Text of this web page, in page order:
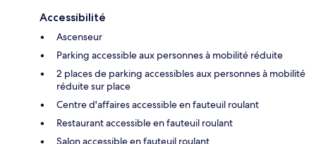
Accessibilité
Ascenseur
Parking accessible aux personnes à mobilité réduite
2 places de parking accessibles aux personnes à mobilité
réduite sur place
Centre d'affaires accessible en fauteuil roulant
Restaurant accessible en fauteuil roulant
Salon accessible en fauteuil roulant